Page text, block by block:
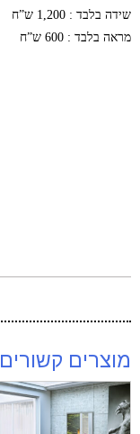
שידה בלבד : 1,200 ש”ח
מראה בלבד : 600 ש”ח
מוצרים קשורים